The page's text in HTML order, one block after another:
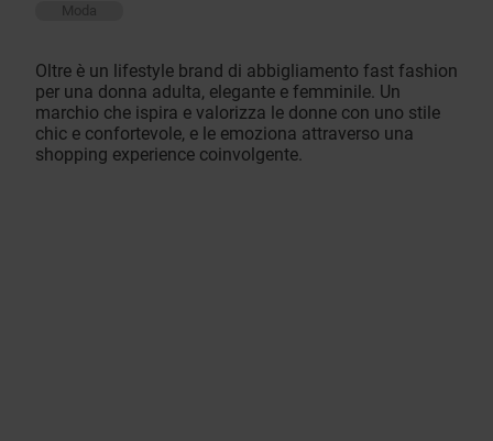
Moda
Oltre è un lifestyle brand di abbigliamento fast fashion
per una donna adulta, elegante e femminile. Un
marchio che ispira e valorizza le donne con uno stile
chic e confortevole, e le emoziona attraverso una
shopping experience coinvolgente.